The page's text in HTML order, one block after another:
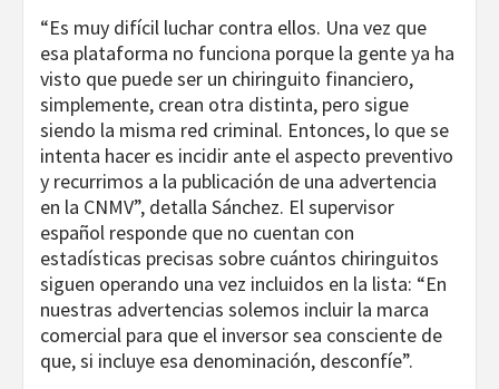
“Es muy difícil luchar contra ellos. Una vez que
esa plataforma no funciona porque la gente ya ha
visto que puede ser un chiringuito financiero,
simplemente, crean otra distinta, pero sigue
siendo la misma red criminal. Entonces, lo que se
intenta hacer es incidir ante el aspecto preventivo
y recurrimos a la publicación de una advertencia
en la CNMV”, detalla Sánchez. El supervisor
español responde que no cuentan con
estadísticas precisas sobre cuántos chiringuitos
siguen operando una vez incluidos en la lista: “En
nuestras advertencias solemos incluir la marca
comercial para que el inversor sea consciente de
que, si incluye esa denominación, desconfíe”.